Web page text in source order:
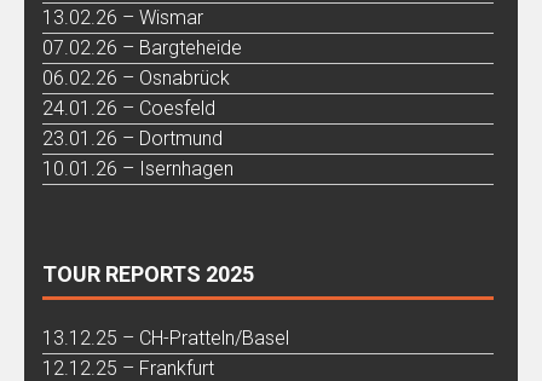
13.02.26 – Wismar
07.02.26 – Bargteheide
06.02.26 – Osnabrück
24.01.26 – Coesfeld
23.01.26 – Dortmund
10.01.26 – Isernhagen
TOUR REPORTS 2025
13.12.25 – CH-Pratteln/Basel
12.12.25 – Frankfurt